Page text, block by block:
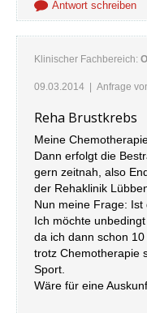
Antwort schreiben
Klinischer Fachbereich:
09.03.2014 | Anfrage
Reha Brustkrebs
Meine
Dann erfolgt die
gern zeitnah, also
der Rehaklinik
Nun meine Frage:
Ich möchte
da ich dann schon
trotz Chemotherapie
Sport.
Wäre für eine